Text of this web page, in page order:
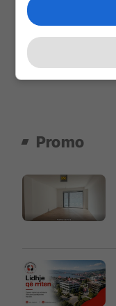
Promo